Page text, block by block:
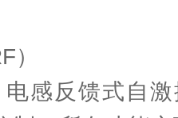
）
感反馈式自